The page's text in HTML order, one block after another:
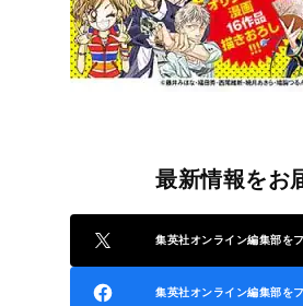
最新情報をお
集英社オンライン編集部を
集英社オンライン編集部を